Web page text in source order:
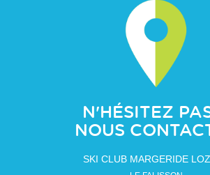
N'HÉSITEZ
NOUS
SKI CLUB MARGERIDE